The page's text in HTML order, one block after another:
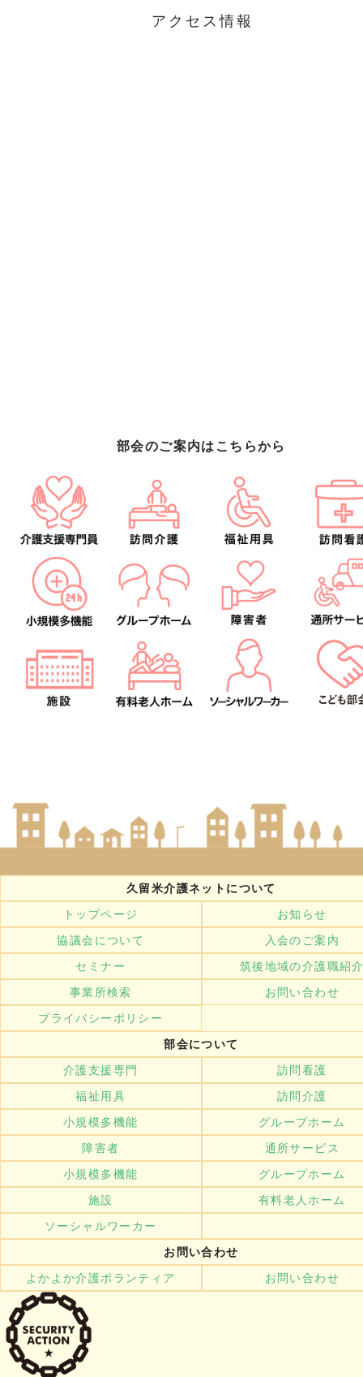
アクセス情報
部会のご案内はこちらから
久留米介護ネットについて
トップページ
お知らせ
協議会について
入会のご案内
セミナー
筑後地域の介護職紹
事業所検索
お問い合わせ
プライバシーポリシー
部会について
介護支援専門
訪問看護
福祉用具
訪問介護
小規模多機能
グループホーム
障害者
通所サービス
小規模多機能
グループホーム
施設
有料老人ホーム
ソーシャルワーカー
お問い合わせ
よかよか介護ボランティア
お問い合わせ